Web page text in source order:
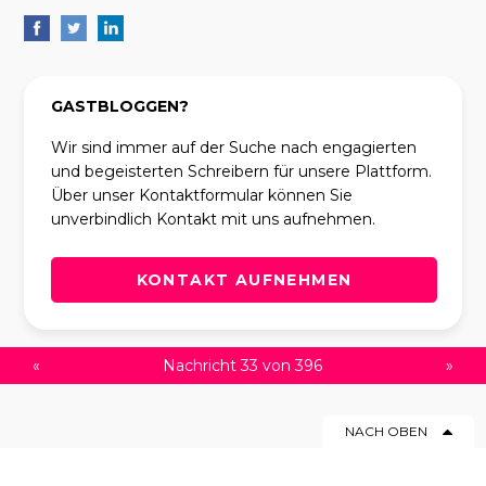
GASTBLOGGEN?
Wir sind immer auf der Suche nach engagierten
und begeisterten Schreibern für unsere Plattform.
Über unser Kontaktformular können Sie
unverbindlich Kontakt mit uns aufnehmen.
KONTAKT AUFNEHMEN
« Nachricht 33 von 396 »
NACH OBEN